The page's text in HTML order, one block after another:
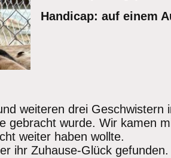
Handicap: auf einem
weiteren drei Geschwistern
gebracht wurde. Wir kamen
weiter haben wollte.
ihr Zuhause-Glück gefunden.